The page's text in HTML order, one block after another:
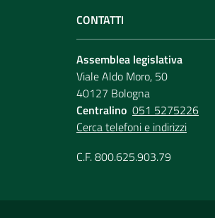
CONTATTI
Assemblea legislativa
Viale Aldo Moro, 50
40127 Bologna
Centralino 051 5275226
Cerca telefoni e indirizzi
C.F. 800.625.903.79